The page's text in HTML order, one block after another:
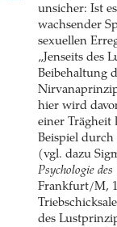
unsicher: Ist
wachsender
sexuellen
„Jenseits des
Beibehaltung
hier wird
einer Trägheit
Beispiel
(vgl. dazu
Psychologie
Frankfurt/M,
des